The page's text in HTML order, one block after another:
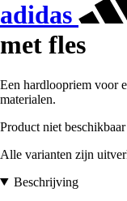
adidas
met fles
Een hardloopriem voor
materialen.
Product niet beschikbaar
Alle varianten zijn
Beschrijving